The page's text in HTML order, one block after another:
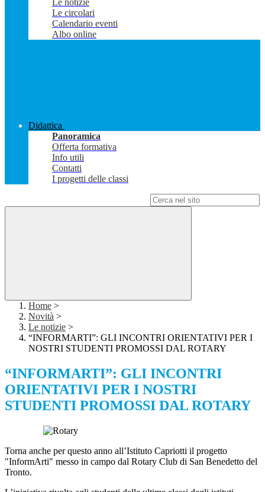
Le notizie
Le circolari
Calendario eventi
Albo online
Didattica
Panoramica
Offerta formativa
Info utili
Contatti
I progetti delle classi
Home >
Novità >
Le notizie >
“INFORMARTI”: GLI INCONTRI ORIENTATIVI PER I
NOSTRI STUDENTI PROMOSSI DAL ROTARY
“INFORMARTI”: GLI INCONTRI
ORIENTATIVI PER I NOSTRI
STUDENTI PROMOSSI DAL ROTARY
Torna anche per questo anno all’Istituto Capriotti il progetto
"InformArti" messo in campo dal Rotary Club di San Benedetto del
Tronto.